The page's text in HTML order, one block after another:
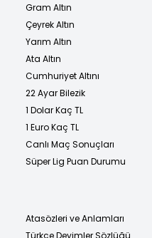
Gram Altın
Çeyrek Altın
Yarım Altın
Ata Altın
Cumhuriyet Altını
22 Ayar Bilezik
1 Dolar Kaç TL
1 Euro Kaç TL
Canlı Maç Sonuçları
Süper Lig Puan Durumu
Atasözleri ve Anlamları
Türkçe Deyimler Sözlüğü